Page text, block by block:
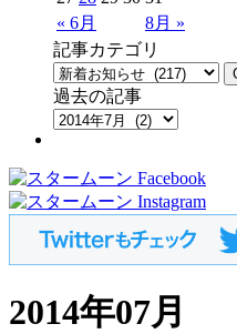
« 6月 8月 »
記事カテゴリ
過去の記事
2014年07月